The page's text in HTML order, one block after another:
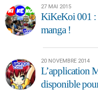
27 MAI 2015
KiKeKoi 001 :
manga !
20 NOVEMBRE 2014
L’application
disponible